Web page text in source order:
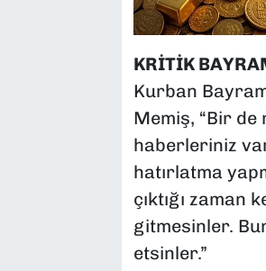
KRİTİK
Kurban
Memiş, “Bir de
haberleriniz
hatırlatma
çıktığı zaman
gitmesinler.
etsinler.”